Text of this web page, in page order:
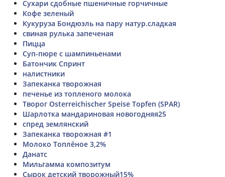
Сухари сдобные пшеничные горчичные
Кофе зеленый
Кукуруза Бондюэль на пару натур.сладкая
свиная рулька запеченая
Пицца
Суп-пюре с шампиньенами
Батончик Спринт
налистники
Запеканка творожная
печенье из топленого молока
Творог Osterreichischer Speise Topfen (SPAR)
Шарлотка мандариновая новогодняя25
спред землянский
Запеканка творожная #1
Молоко Топлёное 3,2%
Данатс
Мильгамма композитум
Сырок детский творожный15%